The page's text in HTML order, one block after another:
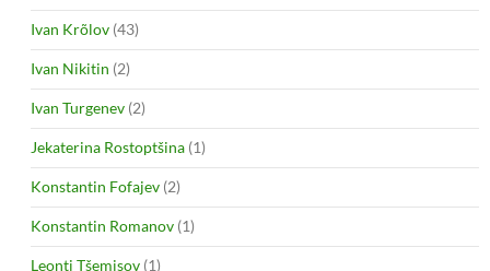
Ivan Krõlov (43)
Ivan Nikitin (2)
Ivan Turgenev (2)
Jekaterina Rostoptšina (1)
Konstantin Fofajev (2)
Konstantin Romanov (1)
Leonti Tšemisov (1)